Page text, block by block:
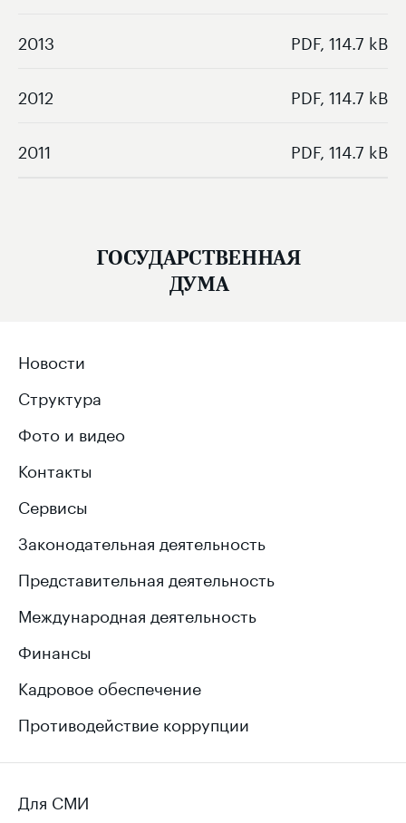
2013 PDF, 114.7 kB
2012 PDF, 114.7 kB
2011 PDF, 114.7 kB
ГОСУДАРСТВЕННАЯ
ДУМА
Новости
Структура
Фото и видео
Контакты
Сервисы
Законодательная деятельность
Представительная деятельность
Международная деятельность
Финансы
Кадровое обеспечение
Противодействие коррупции
Для СМИ